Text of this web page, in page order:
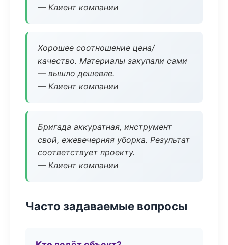
— Клиент компании
Хорошее соотношение цена/
качество. Материалы закупали сами
— вышло дешевле.
— Клиент компании
Бригада аккуратная, инструмент
свой, ежевечерняя уборка. Результат
соответствует проекту.
— Клиент компании
Часто задаваемые вопросы